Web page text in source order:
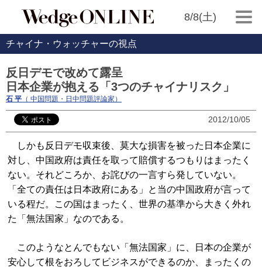
8/8(土)
チャイナ・ウォッチャーの視点
反日デモで改めて露呈
日本企業が抱える「3つのチャイナリスク」
石 平 （ 中国問題・日中問題評論家）
2012/10/05
しかも反日デモ収束後、莫大な損害を被った日本企業に
対し、中国政府は責任を取って賠償するつもりはまったく
ない。それどころか、お詫びの一言すら発していない。
「全ての責任は日本政府にある」と当の中国政府が言って
いる程だ。この国はまったく、世界の基準から大きく外れ
た「無法国家」なのである。
このようなとんでもない「無法国家」に、日本の企業が
安心して根をおろしてビジネスができるのか、まったくの